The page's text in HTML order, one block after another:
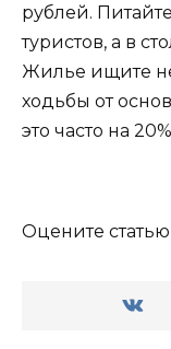
рублей.
туристов, а в
Жилье ищите
ходьбы от
это часто на
Оцените статью